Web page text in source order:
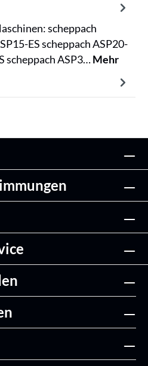
scheppach
ES scheppach ASP20-
scheppach ASP3…Mehr